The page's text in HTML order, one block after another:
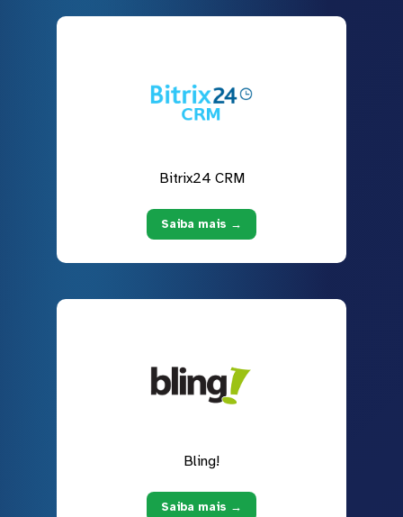
Bitrix24 CRM
Saiba mais →
Bling!
Saiba mais →